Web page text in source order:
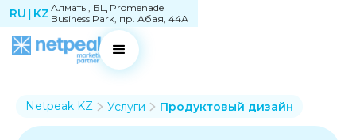
RU | KZ Алматы, БЦ Promenade
Business Park, пр. Абая, 44А
Netpeak KZ Услуги Продуктовый дизайн